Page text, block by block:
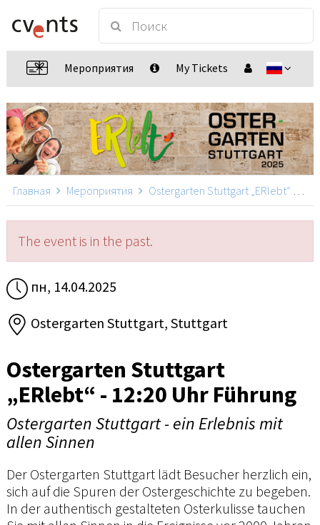
Мероприятия My Tickets
Главная Мероприятия Ostergarten Stuttgart „ERlebt“
The event is in the past.
пн, 14.04.2025
Ostergarten Stuttgart, Stuttgart
Ostergarten Stuttgart
„ERlebt“ - 12:20 Uhr Führung
Ostergarten Stuttgart - ein Erlebnis mit
allen Sinnen
Der Ostergarten Stuttgart lädt Besucher herzlich ein,
sich auf die Spuren der Ostergeschichte zu begeben.
In der authentisch gestalteten Osterkulisse tauchen